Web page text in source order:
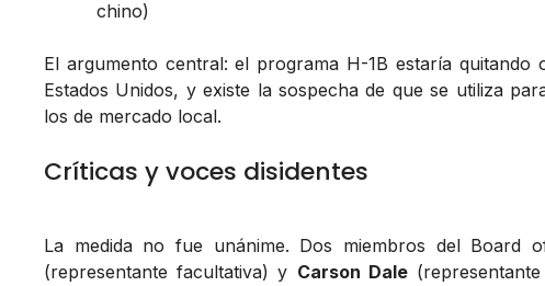
chino)
El argumento central: el programa H-1B estaría quitando
Estados Unidos, y existe la sospecha de que se utiliza
los de mercado local.
Críticas y voces disidentes
La medida no fue unánime. Dos miembros del Board
(representante facultativa) y Carson Dale(representante